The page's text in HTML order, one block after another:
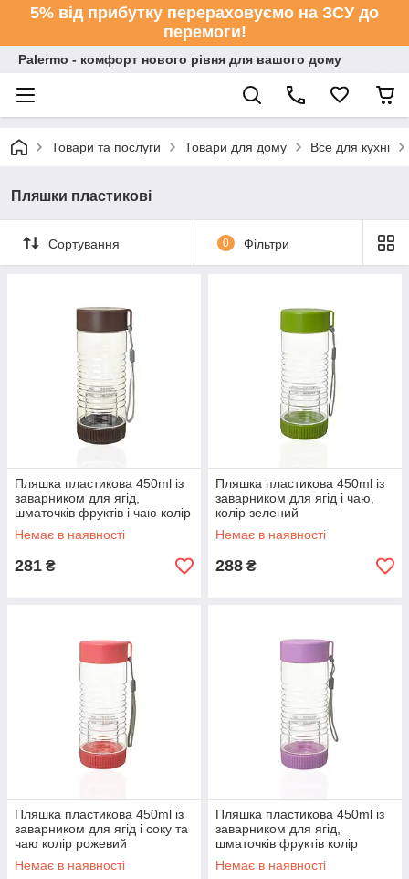
5% від прибутку перераховуємо на ЗСУ до
перемоги!
Palermo - комфорт нового рівня для вашого дому
Товари та послуги Товари для дому Все для кухні
Пляшки пластикові
Сортування 0 Фільтри
Пляшка пластикова 450ml із
заварником для ягід,
шматочків фруктів і чаю колір
коричневий
Немає в наявності
281 ₴
Пляшка пластикова 450ml із
заварником для ягід і чаю,
колір зелений
Немає в наявності
288 ₴
Пляшка пластикова 450ml із
заварником для ягід і соку та
чаю колір рожевий
Немає в наявності
Пляшка пластикова 450ml із
заварником для ягід,
шматочків фруктів колір
фіолетовий
Немає в наявності